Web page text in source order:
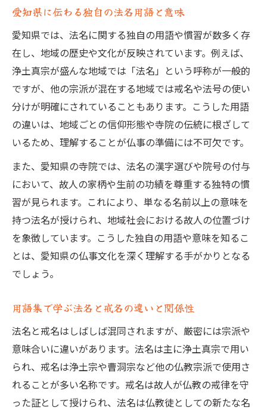
愛知県に伝わる独自の法名用語と意味
愛知県では、法名に関する独自の用語や慣習が数多く存
在し、地域の歴史や文化が反映されています。例えば、
浄土真宗が盛んな地域では「法名」という呼称が一般的
ですが、他の宗派が混在する地域では戒名や法号の使い
分けが明確にされていることもあります。こうした用語
の違いは、地域ごとの信仰形態や寺院の伝統に根ざして
いるため、理解することが仏事の準備には不可欠です。
また、愛知県の寺院では、法名の漢字選びや院号の付与
において、故人の家柄や生前の功績を尊重する独特の慣
習が見られます。これにより、単なる名前以上の意味を
持つ法名が授けられ、地域社会における故人の位置づけ
を象徴しています。こうした独自の用語や意味を知るこ
とは、愛知県の仏事文化を深く理解する手がかりとなる
でしょう。
用語集で学ぶ法名と戒名の違いと関係性
法名と戒名はしばしば混同されますが、厳密には宗派や
意味合いに違いがあります。法名は主に浄土真宗で用い
られ、戒名は浄土宗や曹洞宗など他の仏教宗派で使用さ
れることが多い名称です。戒名は故人が仏教の戒律を守
った証として授けられ、法名は仏教徒としての新たな名